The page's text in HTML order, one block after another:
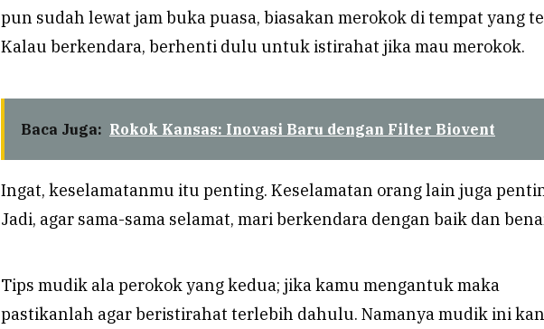
pun sudah lewat jam buka puasa, biasakan merokok di tempat yang
Kalau berkendara, berhenti dulu untuk istirahat jika mau merokok.
Baca Juga: Rokok Kansas: Inovasi Baru dengan Filter Biovent
Ingat, keselamatanmu itu penting. Keselamatan orang lain juga
Jadi, agar sama-sama selamat, mari berkendara dengan baik dan
Tips mudik ala perokok yang kedua; jika kamu mengantuk maka
pastikanlah agar beristirahat terlebih dahulu. Namanya mudik ini